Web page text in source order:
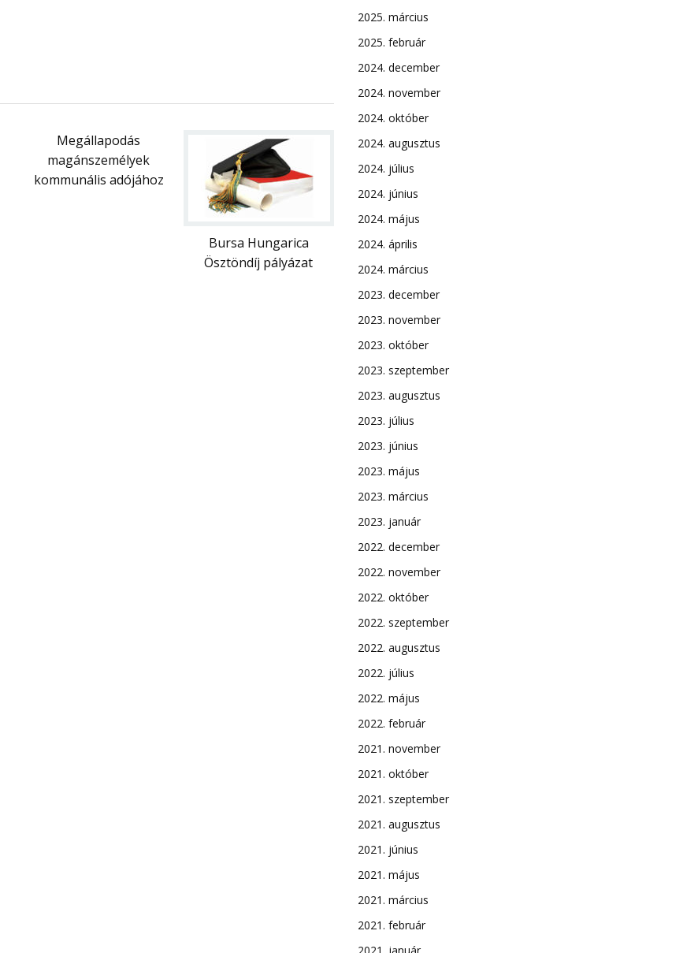
Megállapodás
magánszemélyek
kommunális adójához
Bursa Hungarica
Ösztöndíj pályázat
2025. március
2025. február
2024. december
2024. november
2024. október
2024. augusztus
2024. július
2024. június
2024. május
2024. április
2024. március
2023. december
2023. november
2023. október
2023. szeptember
2023. augusztus
2023. július
2023. június
2023. május
2023. március
2023. január
2022. december
2022. november
2022. október
2022. szeptember
2022. augusztus
2022. július
2022. május
2022. február
2021. november
2021. október
2021. szeptember
2021. augusztus
2021. június
2021. május
2021. március
2021. február